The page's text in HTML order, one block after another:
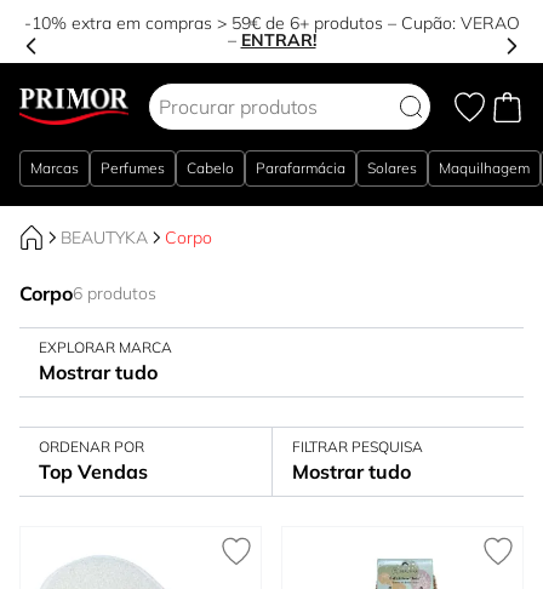
-10% extra em compras > 59€ de 6+ produtos – Cupão: VERAO
– ENTRAR!
Marcas Perfumes Cabelo Parafarmácia Solares Maquilhagem
BEAUTYKA Corpo
Corpo6 produtos
EXPLORAR MARCA
Mostrar tudo
ORDENAR POR
Top Vendas
FILTRAR PESQUISA
Mostrar tudo